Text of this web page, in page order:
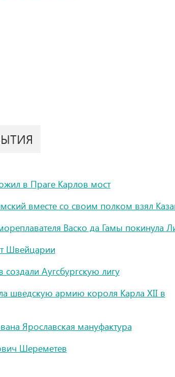
в Праге Карлов мост
вместе со своим полком взял
Васко да Гамы покинула
Швейцарии
создали Аугсбургскую лигу
шведскую армию короля Карла XII в
Ярославская мануфактура
Шереметев